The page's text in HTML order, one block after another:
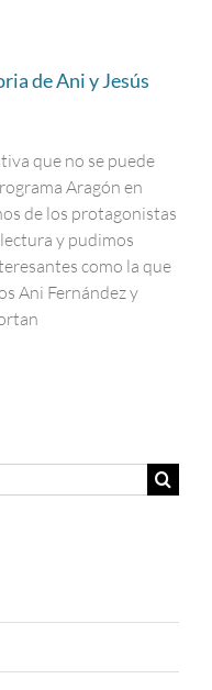
de Ani y Jesús
que no se puede
Aragón en
de los protagonistas
y pudimos
como la que
Ani Fernández y